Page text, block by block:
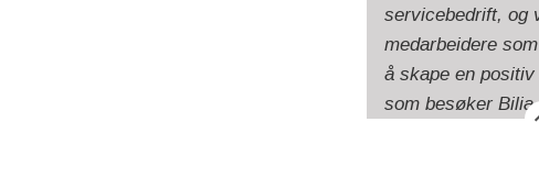
servicebedrift, og
medarbeidere
å skape en
som besøker Bilia.